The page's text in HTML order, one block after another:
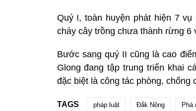
Quý I, toàn huyện phát hiện 7
cháy cây trồng chưa thành rừng 6
Bước sang quý II cũng là cao
Glong đang tập trung triển khai
đặc biệt là công tác phòng, chống
TAGS pháp luật Đắk Nông Phá